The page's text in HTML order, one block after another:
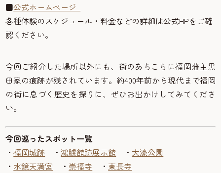
■公式ホームページ
各種体験のスケジュール・料金などの詳細は公式HPをご確
認ください。
今回ご紹介した場所以外にも、街のあちこちに福岡藩主黒
田家の痕跡が残されています。約400年前から現代まで福岡
の街に息づく歴史を探りに、ぜひお出かけしてみてくださ
い。
今回巡ったスポット一覧
・福岡城跡 ・鴻臚館跡展示館 ・ 大濠公園
・ 水鏡天満宮 ・ 崇福寺 ・東長寺